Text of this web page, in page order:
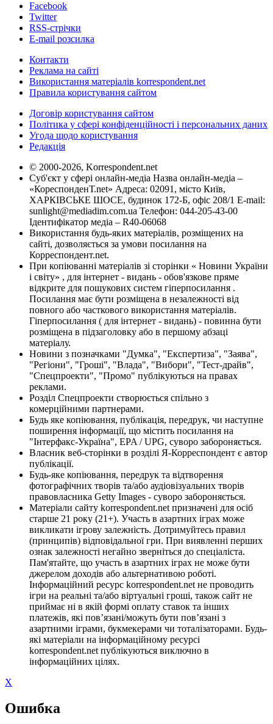
Facebook
Twitter
RSS-стрічки
E-mail розсилка
Контакти
Реклама на сайті
Використання матеріалів korrespondent.net
Правила користування сайтом
Договір користування сайтом
Політика у сфері конфіденційності і персональних даних
Угода щодо користування
Редакція
© 2000-2026, Korrespondent.net
Суб'єкт у сфері онлайн-медіа Назва онлайн-медіа –
«КореспонденТ.net» Адреса: 02091, місто Київ,
ХАРКІВСЬКЕ ШОСЕ, будинок 172-Б, офіс 208/1 E-mail:
sunlight@mediadim.com.ua Телефон: 044-205-43-00
Ідентифікатор медіа – R40-06068
Використання будь-яких матеріалів, розміщених на
сайті, дозволяється за умови посилання на
Корреспондент.net.
При копіюванні матеріалів зі сторінки « Новини України
і світу» , для інтернет - видань - обов'язкове пряме
відкрите для пошукових систем гіперпосилання .
Посилання має бути розміщена в незалежності від
повного або часткового використання матеріалів.
Гіперпосилання ( для інтернет - видань) - повинна бути
розміщена в підзаголовку або в першому абзаці
матеріалу.
Новини з позначками "Думка", "Експертиза", "Заява",
"Регіони", "Гроші", "Влада", "Вибори", "Тест-драйв",
"Спецпроекти", "Промо" публікуються на правах
реклами.
Розділ Спецпроекти створюється спільно з
комерційними партнерами.
Будь яке копіювання, публікація, передрук, чи наступне
поширення інформації, що містить посилання на
"Інтерфакс-Україна", EPA / UPG, суворо забороняється.
Власник веб-сторінки в розділі Я-Корреспондент є автор
публікації.
Будь-яке копіювання, передрук та відтворення
фотографічних творів та/або аудіовізуальних творів
правовласника Getty Images - суворо забороняється.
Матеріали сайту korrespondent.net призначені для осіб
старше 21 року (21+). Участь в азартних іграх може
викликати ігрову залежність. Дотримуйтесь правил
(принципів) відповідальної гри. При виявленні перших
ознак залежності негайно зверніться до спеціаліста.
Пам'ятайте, що участь в азартних іграх не може бути
джерелом доходів або альтернативою роботі.
Інформаційний ресурс korrespondent.net не проводить
ігри на реальні та/або віртуальні гроші, також сайт не
приймає ні в якій формі оплату ставок та інших
платежів, які пов’язані/можуть бути пов’язані з
азартними іграми, букмекерами чи тоталізаторами. Будь-
які матеріали на інформаційному ресурсі
korrespondent.net публікуються виключно в
інформаційних цілях.
X
Ошибка